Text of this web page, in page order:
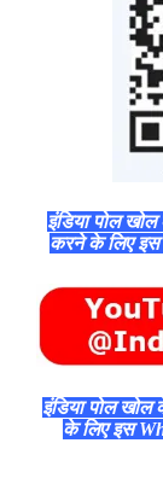
इंडिया पोल
करने के लिए
इंडिया पोल
के लिए इस